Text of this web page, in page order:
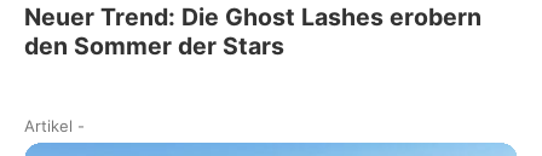
Neuer Trend: Die Ghost Lashes erobern
den Sommer der Stars
Artikel -